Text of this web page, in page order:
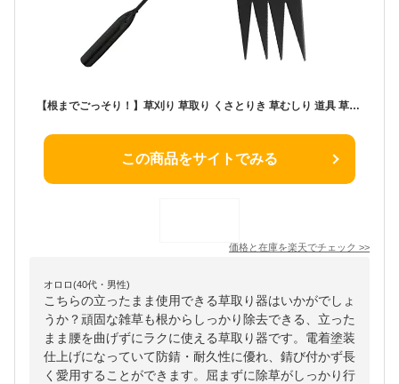
【根までごっそり！】草刈り 草取り くさとりき 草むしり 道具 草取り器 手動 立っ た まま 草取り器具 くさとりき 雑草取り器具 根こそぎ レーキ 雑草抜き 雑草削る君 雑草取り 道具 雑草削る君 雑草ブラシ 根こそぎ 抜ける 草取りツール 雑草対策 便利 グッズ
この商品をサイトでみる
価格と在庫を楽天でチェック >>
オロロ(40代・男性)
こちらの立ったまま使用できる草取り器はいかがでしょ
うか？頑固な雑草も根からしっかり除去できる、立った
まま腰を曲げずにラクに使える草取り器です。電着塗装
仕上げになっていて防錆・耐久性に優れ、錆び付かず長
く愛用することができます。屈まずに除草がしっかり行